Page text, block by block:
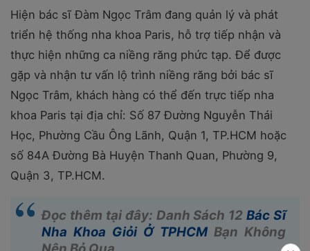
Hiện bác sĩ Đàm Ngọc Trâm đang quản lý và phát
triển hệ thống nha khoa Paris, hỗ trợ tiếp nhận và
thực hiện những ca niềng răng phức tạp. Để được
gặp và nhận tư vấn lộ trình niềng răng bởi bác sĩ
Ngọc Trâm, khách hàng có thể đến trực tiếp nha
khoa Paris tại địa chỉ: Số 87 Đường Nguyễn Thái
Học, Phường Cầu Ông Lãnh, Quận 1, TP.HCM hoặc
số 84A Đường Bà Huyện Thanh Quan, Phường 9,
Quận 3, TP.HCM.
Đọc thêm tại đây: Danh Sách 12Bác Sĩ
Nha Khoa Giỏi Ở TPHCM Bạn Không